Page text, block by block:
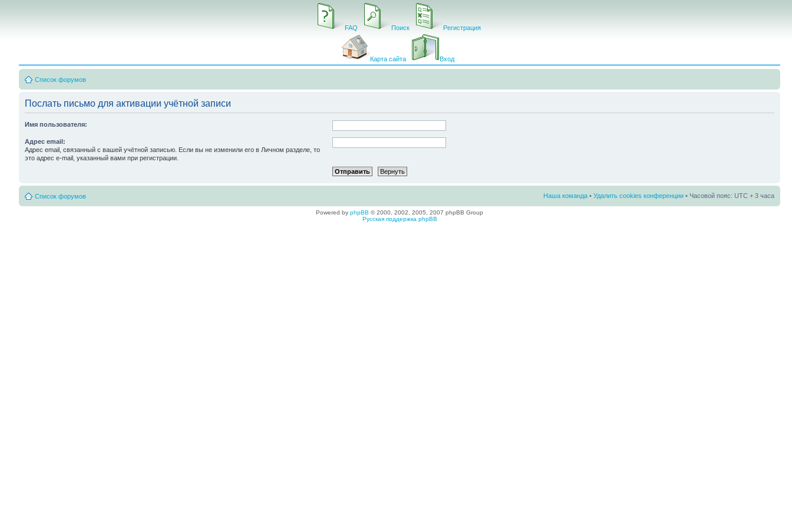
FAQ Поиск Регистрация
Карта сайта Вход
Список форумов
Послать письмо для активации учётной записи
Имя пользователя:
Адрес email:
Адрес email, связанный с вашей учётной записью. Если вы не изменили его в Личном разделе, то
это адрес e-mail, указанный вами при регистрации.
Список форумов Наша команда • Удалить cookies конференции • Часовой пояс: UTC + 3 часа
Powered by phpBB © 2000, 2002, 2005, 2007 phpBB Group
Русская поддержка phpBB